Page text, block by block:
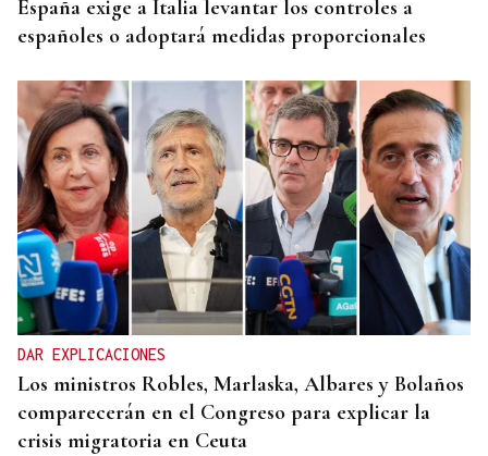
España exige a Italia levantar los controles a
españoles o adoptará medidas proporcionales
DAR EXPLICACIONES
Los ministros Robles, Marlaska, Albares y Bolaños
comparecerán en el Congreso para explicar la
crisis migratoria en Ceuta